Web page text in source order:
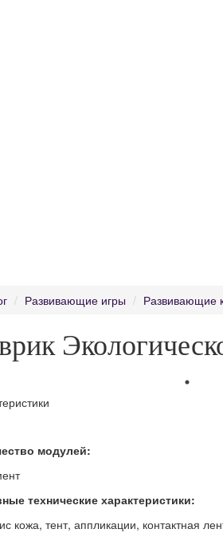
Развивающие игры Развивающие
модулей:
технические характеристики:
кожа, тент, аппликации, контактная